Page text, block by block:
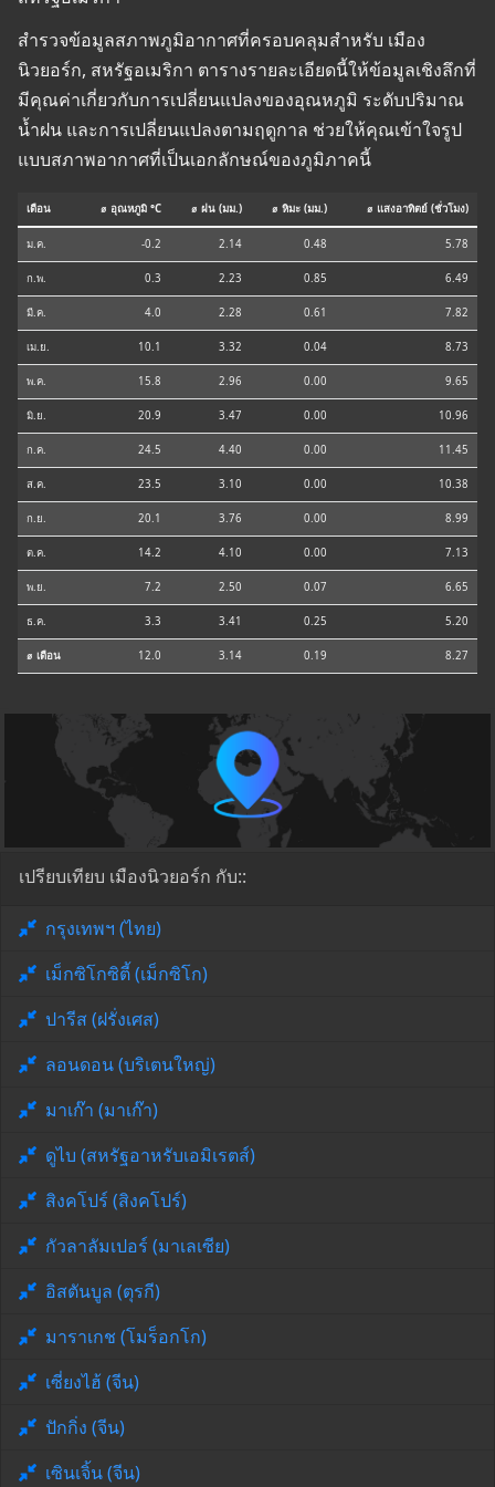
สำรวจข้อมูลสภาพภูมิอากาศที่ครอบคลุมสำหรับ เมือง
นิวยอร์ก, สหรัฐอเมริกา ตารางรายละเอียดนี้ให้ข้อมูลเชิงลึกที่
มีคุณค่าเกี่ยวกับการเปลี่ยนแปลงของอุณหภูมิ ระดับปริมาณ
น้ำฝน และการเปลี่ยนแปลงตามฤดูกาล ช่วยให้คุณเข้าใจรูป
แบบสภาพอากาศที่เป็นเอกลักษณ์ของภูมิภาคนี้
เดือน ⌀ อุณหภูมิ °C ⌀ ฝน (มม.) ⌀ หิมะ (มม.) ⌀ แสงอาทิตย์ (ชั่วโมง)
ม.ค. -0.2 2.14 0.48 5.78
ก.พ. 0.3 2.23 0.85 6.49
มี.ค. 4.0 2.28 0.61 7.82
เม.ย. 10.1 3.32 0.04 8.73
พ.ค. 15.8 2.96 0.00 9.65
มิ.ย. 20.9 3.47 0.00 10.96
ก.ค. 24.5 4.40 0.00 11.45
ส.ค. 23.5 3.10 0.00 10.38
ก.ย. 20.1 3.76 0.00 8.99
ต.ค. 14.2 4.10 0.00 7.13
พ.ย. 7.2 2.50 0.07 6.65
ธ.ค. 3.3 3.41 0.25 5.20
⌀ เดือน 12.0 3.14 0.19 8.27
เปรียบเทียบ เมืองนิวยอร์ก กับ::
กรุงเทพฯ (ไทย)
เม็กซิโกซิตี้ (เม็กซิโก)
ปารีส (ฝรั่งเศส)
ลอนดอน (บริเตนใหญ่)
มาเก๊า (มาเก๊า)
ดูไบ (สหรัฐอาหรับเอมิเรตส์)
สิงคโปร์ (สิงคโปร์)
กัวลาลัมเปอร์ (มาเลเซีย)
อิสตันบูล (ตุรกี)
มาราเกช (โมร็อกโก)
เซี่ยงไฮ้ (จีน)
ปักกิ่ง (จีน)
เซินเจิ้น (จีน)